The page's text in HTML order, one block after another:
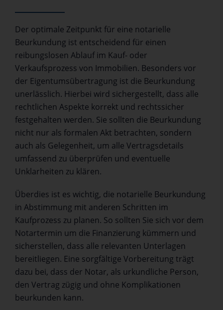
Der optimale Zeitpunkt für eine notarielle
Beurkundung ist entscheidend für einen
reibungslosen Ablauf im Kauf- oder
Verkaufsprozess von Immobilien. Besonders vor
der Eigentumsübertragung ist die Beurkundung
unerlässlich. Hierbei wird sichergestellt, dass alle
rechtlichen Aspekte korrekt und rechtssicher
festgehalten werden. Sie sollten die Beurkundung
nicht nur als formalen Akt betrachten, sondern
auch als Gelegenheit, um alle Vertragsdetails
umfassend zu überprüfen und eventuelle
Unklarheiten zu klären.
Überdies ist es wichtig, die notarielle Beurkundung
in Abstimmung mit anderen Schritten im
Kaufprozess zu planen. So sollten Sie sich vor dem
Notartermin um die Finanzierung kümmern und
sicherstellen, dass alle relevanten Unterlagen
bereitliegen. Eine sorgfältige Vorbereitung trägt
dazu bei, dass der Notar, als urkundliche Person,
den Vertrag zügig und ohne Komplikationen
beurkunden kann.